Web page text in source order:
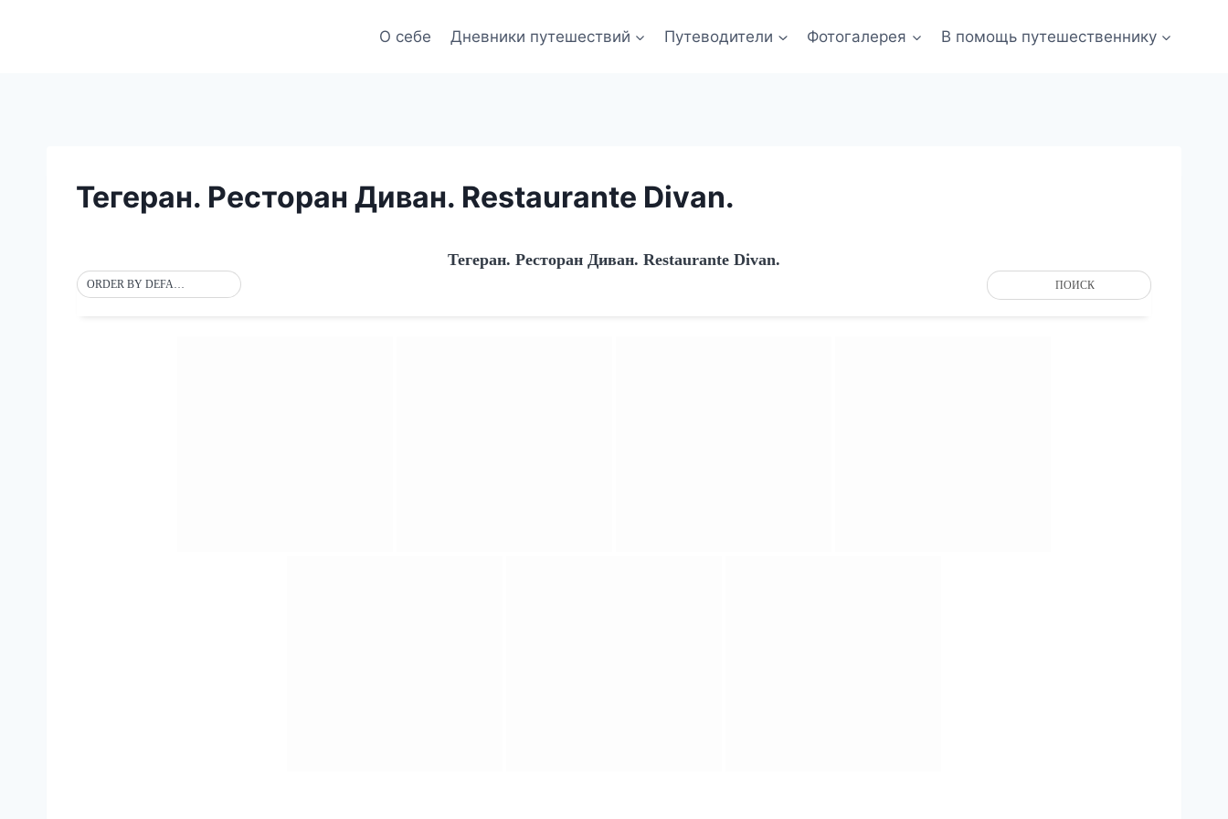
О себе Дневники путешествий Путеводители Фотогалерея В помощь путешественнику
Тегеран. Ресторан Диван. Restaurante Divan.
Тегеран. Ресторан Диван. Restaurante Divan.
ORDER BY DEFAULT ПОИСК